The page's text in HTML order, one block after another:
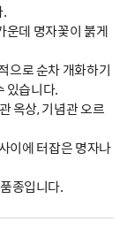
.
운데 명자꽃이 붉게
으로 순차 개화하기
있습니다.
옥상, 기념관 오르
이에 터잡은 명자나
종입니다.